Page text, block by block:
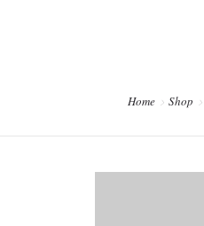
Home Shop